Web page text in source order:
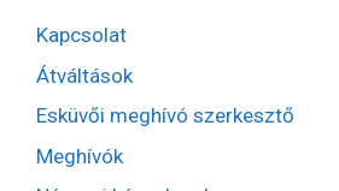
Kapcsolat
Átváltások
Esküvői meghívó szerkesztő
Meghívók